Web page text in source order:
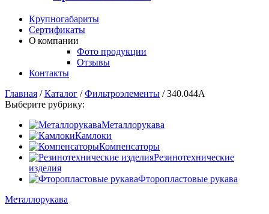
Крупногабариты
Сертификаты
О компании
Фото продукции
Отзывы
Контакты
Главная /Каталог /Фильтроэлементы /340.044А
Выберите рубрику:
Металлорукава
Камлоки
Компенсаторы
Резинотехнические
изделия
Фторопластовые рукава
Металлорукава